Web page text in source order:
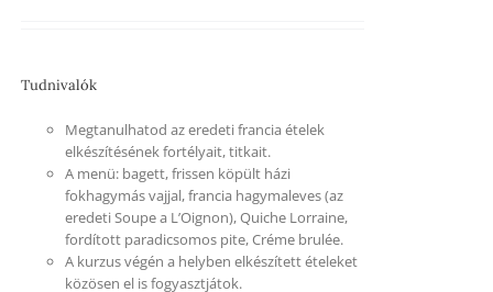
Tudnivalók
Megtanulhatod az eredeti francia ételek
elkészítésének fortélyait, titkait.
A menü: bagett, frissen köpült házi
fokhagymás vajjal, francia hagymaleves (az
eredeti Soupe a L’Oignon), Quiche Lorraine,
fordított paradicsomos pite, Créme brulée.
A kurzus végén a helyben elkészített ételeket
közösen el is fogyasztjátok.